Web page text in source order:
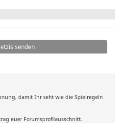
senden
damit Ihr seht wie die Spielregeln
euer Forumsprofilausschnitt.